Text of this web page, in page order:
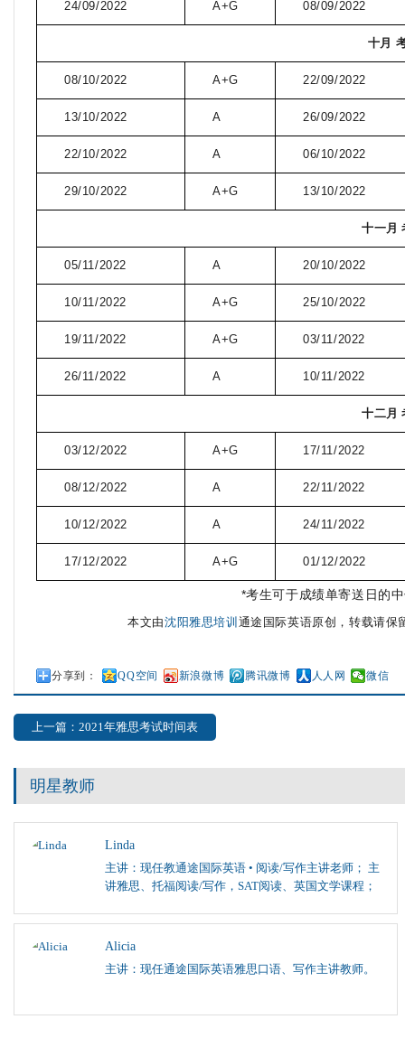
24/09/2022 A+G 08/09/2022
十月
08/10/2022 A+G 22/09/2022
13/10/2022 A 26/09/2022
22/10/2022 A 06/10/2022
29/10/2022 A+G 13/10/2022
十一月
05/11/2022 A 20/10/2022
10/11/2022 A+G 25/10/2022
19/11/2022 A+G 03/11/2022
26/11/2022 A 10/11/2022
十二月
03/12/2022 A+G 17/11/2022
08/12/2022 A 22/11/2022
10/12/2022 A 24/11/2022
17/12/2022 A+G 01/12/2022
*考生可于成绩单寄送日的
本文由沈阳雅思培训 通途国际英语原创，转载请保
分享到： QQ空间 新浪微博 腾讯微博 人人网 微信
上一篇：2021年雅思考试时间表
明星教师
Linda
主讲：现任教通途国际英语 • 阅读/写作主讲老师； 主
讲雅思、托福阅读/写作，SAT阅读、英国文学课程；
Alicia
主讲：现任通途国际英语雅思口语、写作主讲教师。